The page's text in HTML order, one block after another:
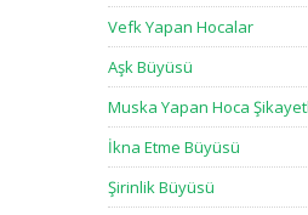
Vefk Yapan Hocalar
Aşk Büyüsü
Muska Yapan Hoca
İkna Etme Büyüsü
Şirinlik Büyüsü